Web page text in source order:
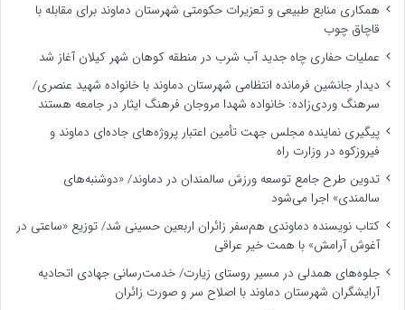
همکاری منابع طبیعی و تعزیرات حکومتی شهرستان دماوند برای مقابله با
قاچاق چوب
عملیات حفاری چاه جدید آب شرب در منطقه کوهان شهر کیلان آغاز شد
دیدار جانشین فرمانده انتظامی شهرستان دماوند با خانواده شهید عنصری/
سرهنگ وردی‌زاده: خانواده شهدا مروجان فرهنگ ایثار در جامعه هستند
پیگیری نماینده مجلس جهت تأمین اعتبار پروژه‌های جاده‌ای دماوند و
فیروزکوه در وزارت راه
تدوین طرح جامع توسعه ورزش سالمندان در دماوند/ «دوشنبه‌های
سالمندی» اجرا می‌شود
کتاب نویسنده دماوندی هم‌سفر زائران اربعین حسینی شد/ توزیع «ساعتی در
آغوش آرامش» با همت خیر عراقی
جلوه‌های همدلی در مسیر روستای زیارت/ خدمت‌رسانی جهادی اتحادیه
آرایشگران شهرستان دماوند با اصلاح سر و صورت زائران